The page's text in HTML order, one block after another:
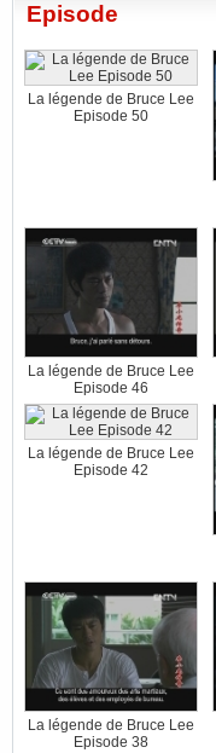
Episode
La légende de Bruce Lee
Episode 50
La légende de Bruce Lee
Episode 46
La légende de Bruce Lee
Episode 42
La légende de Bruce Lee
Episode 38